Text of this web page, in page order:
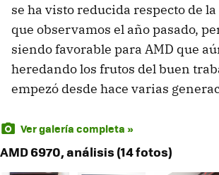
se ha visto reducida respecto de
que observamos el año pasado,
siendo favorable para AMD que
heredando los frutos del buen
empezó desde hace varias
Ver galería completa »
AMD 6970, análisis (14 fotos)